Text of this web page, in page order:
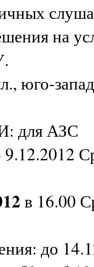
на
юго-
для АЗС
в 16.00
до